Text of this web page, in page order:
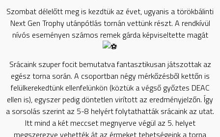
Szombat délelőtt meg is kezdtük az évet, ugyanis a törökbálinti
Next Gen Trophy utánpótlás tornán vettünk részt. A rendkívül
nívós eseményen számos remek gárda képviseltette magát
Srácaink szuper focit bemutatva fantasztikusan játszottak az
egész torna során. A csoportban négy mérkőzésből kettőn is
felülkerekedtünk ellenfelünkön (köztük a végső győztes DEAC
ellen is), egyszer pedig döntetlen virított az eredményjelzőn. Így
a sorsolás szerint az 5-8 helyért folytathatták srácaink az utat.
Itt mind a két meccset megnyerve végül az 5. helyet
megszerezve vehették át az érmeket tehetségeink a torna